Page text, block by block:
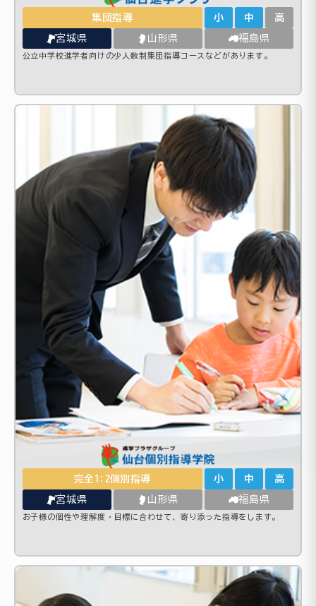
集団指導 小 中 高
宮城県 山形県 福島県
公立中学校進学者向けの少人数制集団指導コースなどがあります。
完全1:2個別指導 小 中 高
宮城県 山形県 福島県
お子様の個性や理解度・目標に合わせて、寄り添った指導をします。